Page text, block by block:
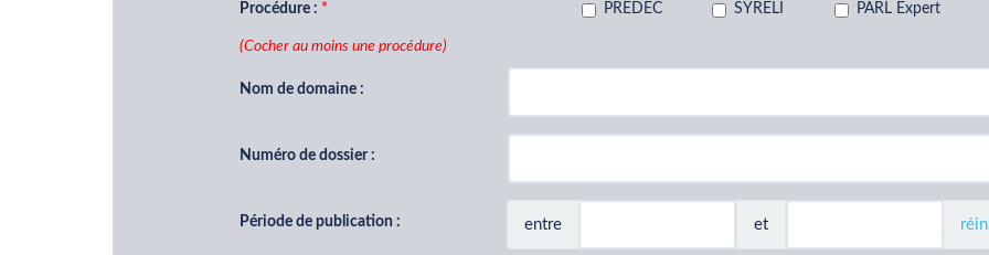
Procédure : PREDEC SYRELI PARL Expert
(Cocher au moins une procédure)
Nom de domaine :
Numéro de dossier :
Période de publication : entre et